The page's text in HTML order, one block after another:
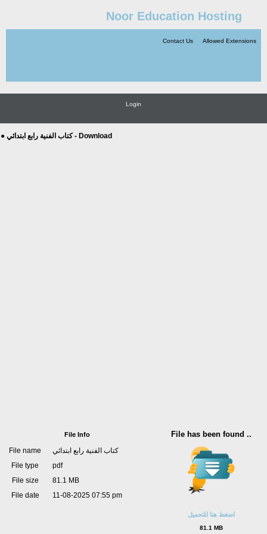
Noor Education Hosting
Allowed Extensions
Contact Us
Login
● كتاب الفنية رابع ابتدائي - Download
File Info
File name
كتاب الفنية رابع ابتدائي
File type
pdf
File size
81.1 MB
File date
11-08-2025 07:55 pm
File has been found ..
اضغط هنا للتحميل
81.1 MB